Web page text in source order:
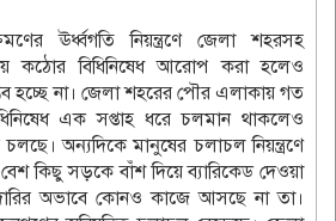
ঊর্ধ্বগতি নিয়ন্ত্রণে জেলা শহরসহ
কঠোর বিধিনিষেধ আরোপ করা হলেও
হচ্ছে না। জেলা শহরের পৌর এলাকায় গত
এক সপ্তাহ ধরে চলমান থাকলেও
অন্যদিকে মানুষের চলাচল নিয়ন্ত্রণে
কিছু সড়কে বাঁশ দিয়ে ব্যারিকেড দেওয়া
অভাবে কোনও কাজে আসছে না তা।